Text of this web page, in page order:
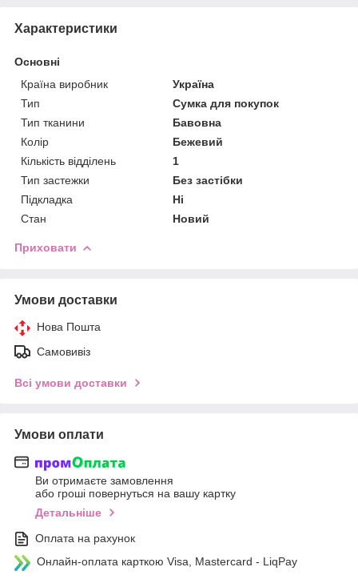
Характеристики
Основні
Країна виробник
Україна
Тип
Сумка для покупок
Тип тканини
Бавовна
Колір
Бежевий
Кількість відділень
1
Тип застежки
Без застібки
Підкладка
Ні
Стан
Новий
Приховати
Умови доставки
Нова Пошта
Самовивіз
Всі умови доставки
Умови оплати
Ви отримаєте замовлення
або гроші повернуться на вашу картку
Детальніше
Оплата на рахунок
Онлайн-оплата карткою Visa, Mastercard - LiqPay